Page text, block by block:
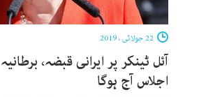
آئل ٹینکر پر ایرانی قبضہ،
اجلاس آج ہوگا